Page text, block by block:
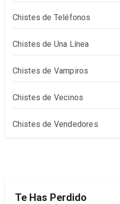
Chistes de Teléfonos
Chistes de Una Línea
Chistes de Vampiros
Chistes de Vecinos
Chistes de Vendedores
Te Has Perdido